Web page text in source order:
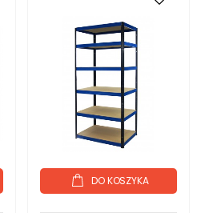
DO KOSZYKA